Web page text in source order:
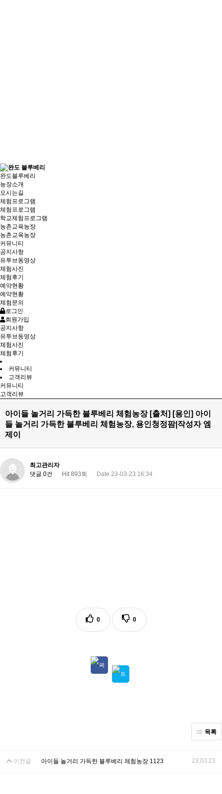
완도블루베리
농장소개
오시는길
체험프로그램
체험프로그램
학교체험프로그램
농촌교육농장
농촌교육농장
커뮤니티
공지사항
유투브동영상
체험사진
체험후기
예약현황
예약현황
체험문의
로그인
회원가입
공지사항
유투브동영상
체험사진
체험후기
커뮤니티
고객리뷰
커뮤니티
고객리뷰
아이들 놀거리 가득한 블루베리 체험농장 [출처] [용인] 아이
들 놀거리 가득한 블루베리 체험농장, 용인청정팜|작성자 엠
제이
최고관리자
댓글 0건
Hit 893회 Date 23-03-23 16:34
0 0
목록
이전글 아이들 놀거리 가득한 블루베리 체험농장 1123 23.03.23